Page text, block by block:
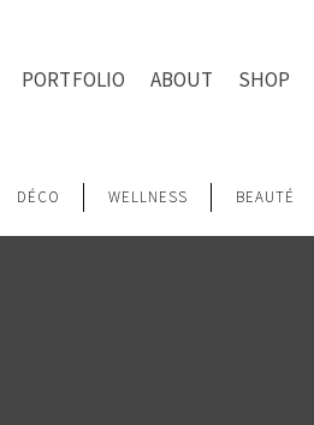
PORTFOLIO ABOUT SHOP
DÉCO WELLNESS BEAUTÉ